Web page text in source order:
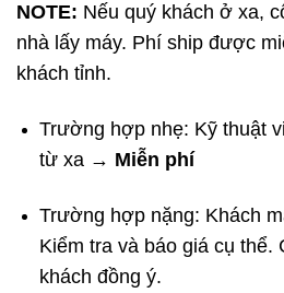
NOTE: Nếu quý khách ở xa,
nhà lấy máy. Phí ship được
khách tỉnh.
Trường hợp nhẹ: Kỹ thuật
từ xa → Miễn phí
Trường hợp nặng: Khách
Kiểm tra và báo giá cụ thể.
khách đồng ý.